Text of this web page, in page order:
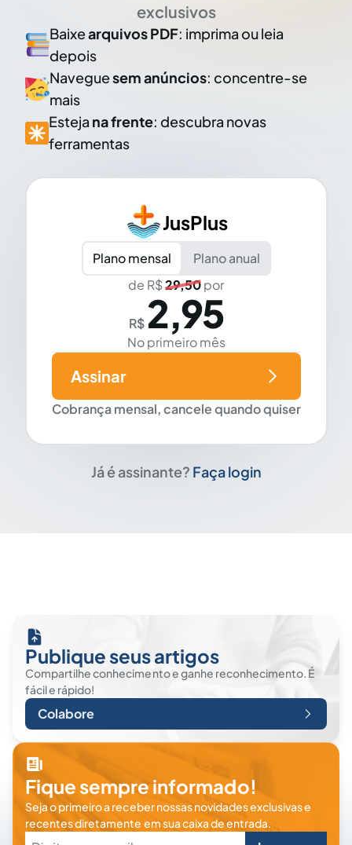
exclusivos
Baixearquivos PDF: imprima ou leia
depois
Naveguesem anúncios: concentre-se
mais
Esteja na frente: descubra novas
ferramentas
JusPlus
Plano mensal
Plano anual
de R$29,50por
R$ 2,95
No primeiro mês
Cobrança mensal, cancele quando quiser
Assinar
Já é assinante? Faça login
Publique seus artigos
Compartilhe conhecimento e ganhe reconhecimento. É
fácil e rápido!
Colabore
Fique sempre informado!
Seja o primeiro a receber nossas novidades exclusivas e
recentes diretamente em sua caixa de entrada.